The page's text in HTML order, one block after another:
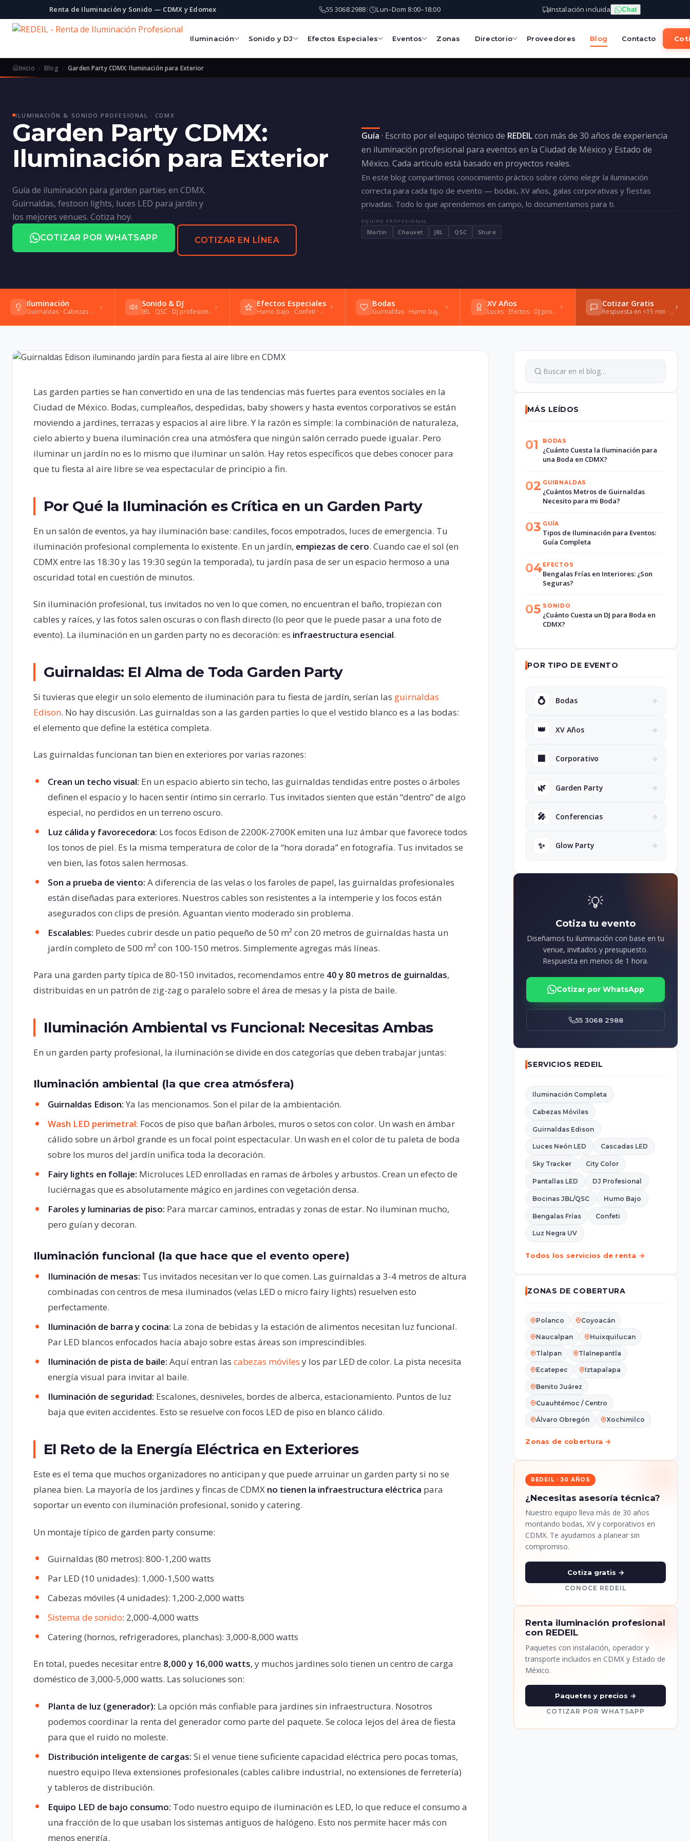
Renta de Iluminación y Sonido — CDMX y Edomex 55 3068 2988| Lun–Dom 8:00–18:00 Instalación incluida Chat
Iluminación Sonido y DJ Efectos Especiales Eventos Zonas Directorio Proveedores Blog Contacto
Inicio Blog Garden Party CDMX: Iluminación para Exterior
ILUMINACIÓN & SONIDO PROFESIONAL · CDMX
Garden Party CDMX:
Iluminación para Exterior
Guía de iluminación para garden parties en CDMX.
Guirnaldas, festoon lights, luces LED para jardín y
los mejores venues. Cotiza hoy.
COTIZAR POR WHATSAPP COTIZAR EN LÍNEA
Guía · Escrito por el equipo técnico de REDEILcon más de 30 años de experiencia
en iluminación profesional para eventos en la Ciudad de México y Estado de
México. Cada artículo está basado en proyectos reales.
En este blog compartimos conocimiento práctico sobre cómo elegir la iluminación
correcta para cada tipo de evento — bodas, XV años, galas corporativas y fiestas
privadas. Todo lo que aprendemos en campo, lo documentamos para ti.
EQUIPO PROFESIONAL
Martin Chauvet JBL QSC Shure
Iluminación
Guirnaldas · Cabezas móviles · Gobos
Sonido & DJ
JBL · QSC · DJ profesional · Shure
Efectos Especiales
Humo bajo · Confeti · Bengalas frías
Bodas
Guirnaldas · Humo bajo · Vals
XV Años
Luces · Efectos · DJ profesional
Cotizar Gratis
Respuesta en <15 min · WhatsApp
Las garden parties se han convertido en una de las tendencias más fuertes para eventos sociales en la
Ciudad de México. Bodas, cumpleaños, despedidas, baby showers y hasta eventos corporativos se están
moviendo a jardines, terrazas y espacios al aire libre. Y la razón es simple: la combinación de naturaleza,
cielo abierto y buena iluminación crea una atmósfera que ningún salón cerrado puede igualar. Pero
iluminar un jardín no es lo mismo que iluminar un salón. Hay retos específicos que debes conocer para
que tu fiesta al aire libre se vea espectacular de principio a fin.
Por Qué la Iluminación es Crítica en un Garden Party
En un salón de eventos, ya hay iluminación base: candiles, focos empotrados, luces de emergencia. Tu
iluminación profesional complementa lo existente. En un jardín, empiezas de cero. Cuando cae el sol (en
CDMX entre las 18:30 y las 19:30 según la temporada), tu jardín pasa de ser un espacio hermoso a una
oscuridad total en cuestión de minutos.
Sin iluminación profesional, tus invitados no ven lo que comen, no encuentran el baño, tropiezan con
cables y raíces, y las fotos salen oscuras o con flash directo (lo peor que le puede pasar a una foto de
evento). La iluminación en un garden party no es decoración: es infraestructura esencial.
Guirnaldas: El Alma de Toda Garden Party
Si tuvieras que elegir un solo elemento de iluminación para tu fiesta de jardín, serían las guirnaldas
Edison. No hay discusión. Las guirnaldas son a las garden parties lo que el vestido blanco es a las bodas:
el elemento que define la estética completa.
Las guirnaldas funcionan tan bien en exteriores por varias razones:
Crean un techo visual: En un espacio abierto sin techo, las guirnaldas tendidas entre postes o árboles
definen el espacio y lo hacen sentir íntimo sin cerrarlo. Tus invitados sienten que están “dentro” de algo
especial, no perdidos en un terreno oscuro.
Luz cálida y favorecedora: Los focos Edison de 2200K-2700K emiten una luz ámbar que favorece todos
los tonos de piel. Es la misma temperatura de color de la “hora dorada” en fotografía. Tus invitados se
ven bien, las fotos salen hermosas.
Son a prueba de viento: A diferencia de las velas o los faroles de papel, las guirnaldas profesionales
están diseñadas para exteriores. Nuestros cables son resistentes a la intemperie y los focos están
asegurados con clips de presión. Aguantan viento moderado sin problema.
Escalables: Puedes cubrir desde un patio pequeño de 50 m² con 20 metros de guirnaldas hasta un
jardín completo de 500 m² con 100-150 metros. Simplemente agregas más líneas.
Para una garden party típica de 80-150 invitados, recomendamos entre 40 y 80 metros de guirnaldas,
distribuidas en un patrón de zig-zag o paralelo sobre el área de mesas y la pista de baile.
Iluminación Ambiental vs Funcional: Necesitas Ambas
En un garden party profesional, la iluminación se divide en dos categorías que deben trabajar juntas:
Iluminación ambiental (la que crea atmósfera)
Guirnaldas Edison: Ya las mencionamos. Son el pilar de la ambientación.
Wash LED perimetral: Focos de piso que bañan árboles, muros o setos con color. Un wash en ámbar
cálido sobre un árbol grande es un focal point espectacular. Un wash en el color de tu paleta de boda
sobre los muros del jardín unifica toda la decoración.
Fairy lights en follaje: Microluces LED enrolladas en ramas de árboles y arbustos. Crean un efecto de
luciérnagas que es absolutamente mágico en jardines con vegetación densa.
Faroles y luminarias de piso: Para marcar caminos, entradas y zonas de estar. No iluminan mucho,
pero guían y decoran.
Iluminación funcional (la que hace que el evento opere)
Iluminación de mesas: Tus invitados necesitan ver lo que comen. Las guirnaldas a 3-4 metros de altura
combinadas con centros de mesa iluminados (velas LED o micro fairy lights) resuelven esto
perfectamente.
Iluminación de barra y cocina: La zona de bebidas y la estación de alimentos necesitan luz funcional.
Par LED blancos enfocados hacia abajo sobre estas áreas son imprescindibles.
Iluminación de pista de baile: Aquí entran las cabezas móviles y los par LED de color. La pista necesita
energía visual para invitar al baile.
Iluminación de seguridad: Escalones, desniveles, bordes de alberca, estacionamiento. Puntos de luz
baja que eviten accidentes. Esto se resuelve con focos LED de piso en blanco cálido.
El Reto de la Energía Eléctrica en Exteriores
Este es el tema que muchos organizadores no anticipan y que puede arruinar un garden party si no se
planea bien. La mayoría de los jardines y fincas de CDMX no tienen la infraestructura eléctrica para
soportar un evento con iluminación profesional, sonido y catering.
Un montaje típico de garden party consume:
Guirnaldas (80 metros): 800-1,200 watts
Par LED (10 unidades): 1,000-1,500 watts
Cabezas móviles (4 unidades): 1,200-2,000 watts
Sistema de sonido: 2,000-4,000 watts
Catering (hornos, refrigeradores, planchas): 3,000-8,000 watts
En total, puedes necesitar entre 8,000 y 16,000 watts, y muchos jardines solo tienen un centro de carga
doméstico de 3,000-5,000 watts. Las soluciones son:
Planta de luz (generador): La opción más confiable para jardines sin infraestructura. Nosotros
podemos coordinar la renta del generador como parte del paquete. Se coloca lejos del área de fiesta
para que el ruido no moleste.
Distribución inteligente de cargas: Si el venue tiene suficiente capacidad eléctrica pero pocas tomas,
nuestro equipo lleva extensiones profesionales (cables calibre industrial, no extensiones de ferretería)
y tableros de distribución.
Equipo LED de bajo consumo: Todo nuestro equipo de iluminación es LED, lo que reduce el consumo a
una fracción de lo que usaban los sistemas antiguos de halógeno. Esto nos permite hacer más con
menos energía.
MÁS LEÍDOS
01 BODAS
¿Cuánto Cuesta la Iluminación para
una Boda en CDMX?
02 GUIRNALDAS
¿Cuántos Metros de Guirnaldas
Necesito para mi Boda?
03 GUÍA
Tipos de Iluminación para Eventos:
Guía Completa
04EFECTOS
Bengalas Frías en Interiores: ¿Son
Seguras?
05 SONIDO
¿Cuánto Cuesta un DJ para Boda en
CDMX?
POR TIPO DE EVENTO
💍 Bodas →
👑 XV Años →
🏢 Corporativo →
🌿 Garden Party →
🎤 Conferencias →
✨ Glow Party →
💡
Cotiza tu evento
Diseñamos tu iluminación con base en tu
venue, invitados y presupuesto.
Respuesta en menos de 1 hora.
Cotizar por WhatsApp
55 3068 2988
SERVICIOS REDEIL
Iluminación Completa
Cabezas Móviles
Guirnaldas Edison
Luces Neón LED Cascadas LED
Sky Tracker City Color
Pantallas LED DJ Profesional
Bocinas JBL/QSC Humo Bajo
Bengalas Frías Confeti
Luz Negra UV
Todos los servicios de renta →
ZONAS DE COBERTURA
Polanco Coyoacán
Naucalpan Huixquilucan
Tlalpan Tlalnepantla
Ecatepec Iztapalapa
Benito Juárez
Cuauhtémoc / Centro
Álvaro Obregón Xochimilco
Zonas de cobertura →
REDEIL · 30 AÑOS
¿Necesitas asesoría técnica?
Nuestro equipo lleva más de 30 años
montando bodas, XV y corporativos en
CDMX. Te ayudamos a planear sin
compromiso.
Cotiza gratis →
CONOCE REDEIL
Renta iluminación profesional
con REDEIL
Paquetes con instalación, operador y
transporte incluidos en CDMX y Estado de
México.
Paquetes y precios →
COTIZAR POR WHATSAPP